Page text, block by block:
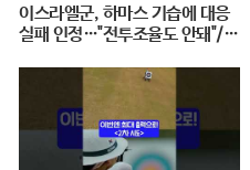
이스라엘군, 하마스 기습에 대응
실패 인정…"전투조율도 안돼"/